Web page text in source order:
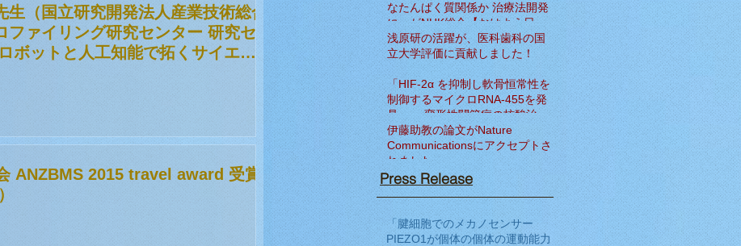
（国立研究開発法人産業技術総合
ァイリング研究センター 研究セ
ボットと人工知能で拓くサイエン
ANZBMS 2015 travel award 受賞
なたんぱく質関係か 治療法開発
に」がNHK総合【おはよう日
本】で紹介されました
浅原研の活躍が、医科歯科の国
立大学評価に貢献しました！
「HIF-2α を抑制し軟骨恒常性を
制御するマイクロRNA-455を発
見」― 変形性関節症の核酸治療
法開発へ期待 ―をNat Commun
に発表
伊藤助教の論文がNature
Communicationsにアクセプトさ
れました
Press Release
「腱細胞でのメカノセンサー
PIEZO1が個体の個体の運動能力